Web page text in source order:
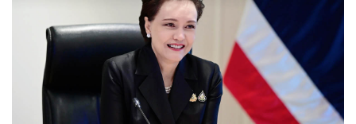
อยู่ที่ระดับ 64%”
พร้อมทั้งระบุอีกว่า “แท้จริงแล้วรัฐบาลไม่ได้อยากสร้างหนี้
แต่ถ้าสองเสาหลักของเศรษฐกิจอย่างภาคประชาชนและภาค
ธุรกิจไม่ฟื้น โอกาสที่จะขับเคลื่อนเศรษฐกิจก็จะเป็นไปไม่ได้”
พิชัยกล่าว